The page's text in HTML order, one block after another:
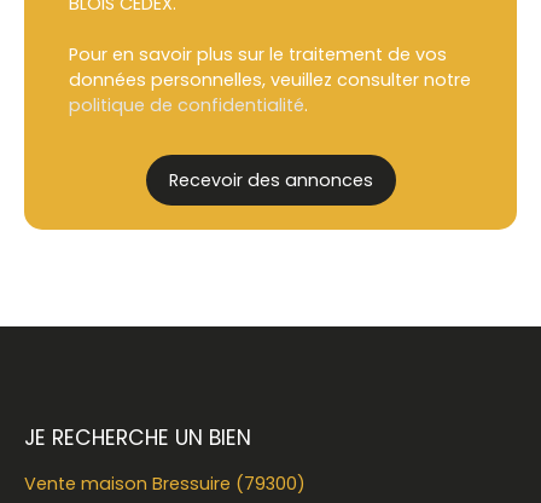
Pour en savoir plus sur le traitement de vos
données personnelles, veuillez consulter notre
politique de confidentialité.
Recevoir des annonces
JE RECHERCHE UN BIEN
Vente maison Bressuire (79300)